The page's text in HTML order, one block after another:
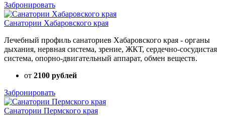
Забронировать
Санатории Хабаровского края
Лечебный профиль санаториев Хабаровского края - органы
дыхания, нервная система, зрение, ЖКТ, сердечно-сосудистая
система, опорно-двигательный аппарат, обмен веществ.
от 2100 рублей
Забронировать
Санатории Пермского края